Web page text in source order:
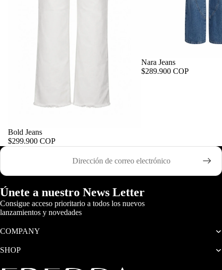
Bold Jeans
$299.900 COP
Nara Jeans
$289.900 COP
Correo electrónico
Únete a nuestro News Letter
Consigue acceso prioritario a todos los nuevos
lanzamientos y novedades
COMPANY
SHOP